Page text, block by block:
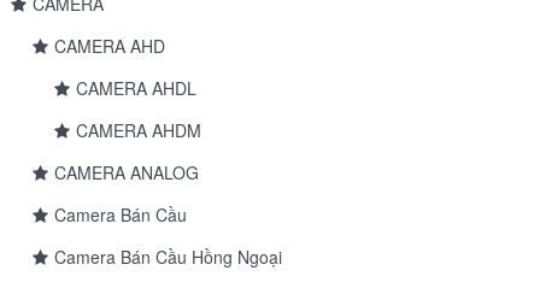
CAMERA AHD
CAMERA AHDL
CAMERA AHDM
CAMERA ANALOG
Camera Bán Cầu
Camera Bán Cầu Hồng Ngoại